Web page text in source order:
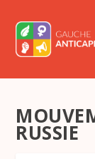
RUSSIE